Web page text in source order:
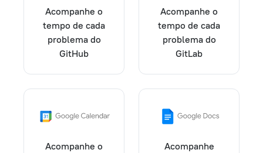
Acompanhe o
tempo de cada
problema do
GitHub
Acompanhe o
tempo de cada
problema do
GitLab
Acompanhe o
Acompanhe